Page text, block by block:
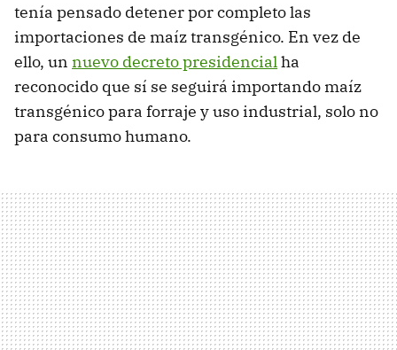
tenía pensado detener por completo las
importaciones de maíz transgénico. En vez de
ello, un nuevo decreto presidencialha
reconocido que sí se seguirá importando maíz
transgénico para forraje y uso industrial, solo no
para consumo humano.